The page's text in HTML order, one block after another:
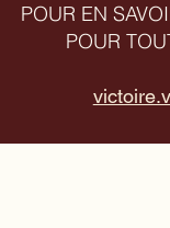
POUR EN
POUR